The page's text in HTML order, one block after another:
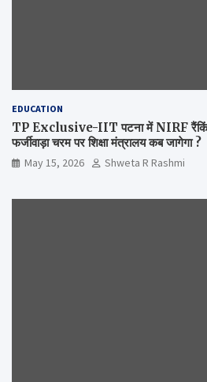
EDUCATION
TP Exclusive-IIT पटना में NIRF रैंकिंग
फर्जीवाड़ा चरम पर शिक्षा मंत्रालय कब जागेगा ?
May 15, 2026 Shweta R Rashmi